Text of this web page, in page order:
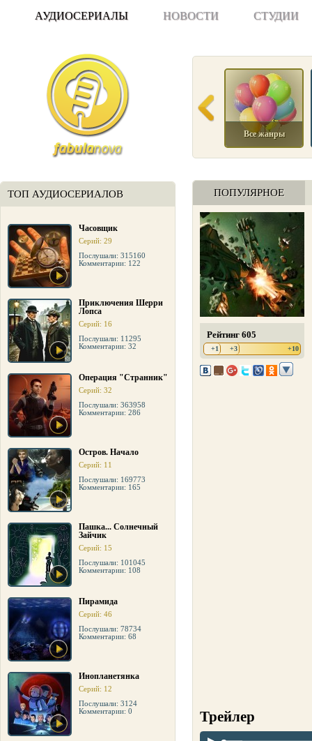
АУДИОСЕРИАЛЫ НОВОСТИ СТУДИИ
ТОП АУДИОСЕРИАЛОВ
Часовщик
Серий: 29
Послушали: 315160
Комментарии: 122
Приключения Шерри
Лопса
Серий: 16
Послушали: 11295
Комментарии: 32
Операция "Странник"
Серий: 32
Послушали: 363958
Комментарии: 286
Остров. Начало
Серий: 11
Послушали: 169773
Комментарии: 165
Пашка... Солнечный
Зайчик
Серий: 15
Послушали: 101045
Комментарии: 108
Пирамида
Серий: 46
Послушали: 78734
Комментарии: 68
Инопланетянка
Серий: 12
Послушали: 3124
Комментарии: 0
Все жанры
ПОПУЛЯРНОЕ
Рейтинг 605
+1 +3 +10
Трейлер